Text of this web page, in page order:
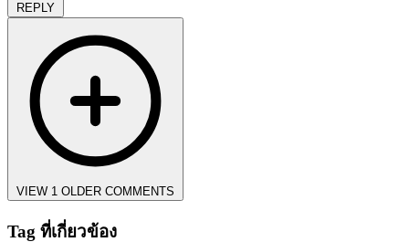
REPLY
VIEW 1 OLDER COMMENTS
Tag ที่เกี่ยวข้อง